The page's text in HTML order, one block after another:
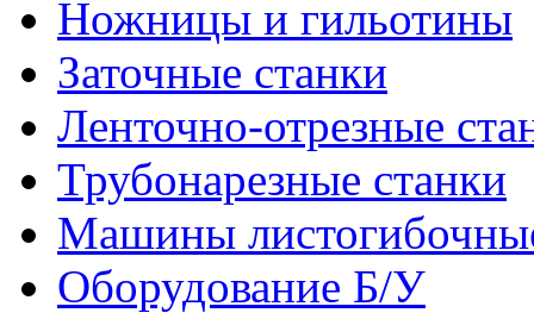
Ножницы и гильотины
Заточные станки
Ленточно-отрезные
Трубонарезные станки
Машины
Оборудование Б/У